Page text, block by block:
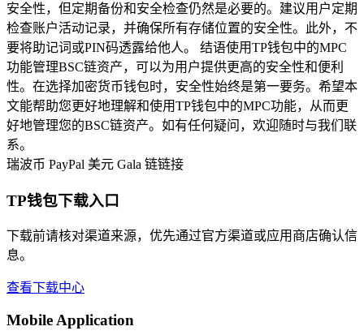
安全性，但定期备份和安全检查仍然是必要的。建议用户定期
检查账户活动记录，并确保所有存储位置的安全性。此外，不
要将助记词或PIN码透露给他人。 结语使用TP钱包中的MPC
功能管理BSC链资产，可以为用户提供更高的安全性和便利
性。在选择加密货币钱包时，安全性始终是第一要务。希望本
文能帮助您更好地理解和使用TP钱包中的MPC功能，从而更
好地管理您的BSC链资产。如有任何疑问，欢迎随时与我们联
系。
瑞波币 PayPal 美元 Gala 链链接
TP钱包下载入口
下载前请核对渠道来源，优先通过官方渠道或应用商店确认信
息。
查看下载中心
Mobile Application